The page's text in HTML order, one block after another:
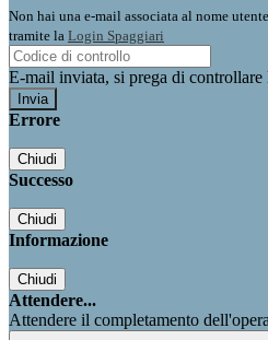
Non hai una e-mail associata al nome
tramite la Login Spaggiari
E-mail inviata, si prega di controllare
Errore
Chiudi
Successo
Chiudi
Informazione
Chiudi
Attendere...
Attendere il completamento